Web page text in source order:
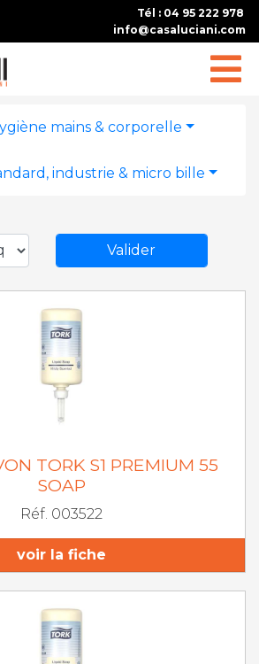
Tél : 04 95 222 978
info@casaluciani.com
mains & corporelle
industrie & micro bille
Valider
TORK S1 PREMIUM 55
SOAP
Réf. 003522
voir la fiche